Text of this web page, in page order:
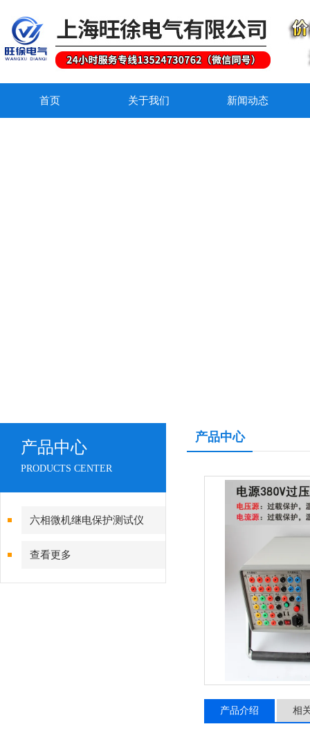
首页 关于我们 新闻动态
产品中心
PRODUCTS CENTER
六相微机继电保护测试仪
查看更多
产品中心
产品介绍 相